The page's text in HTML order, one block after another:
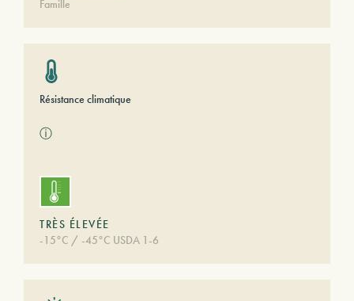
Famille
Résistance climatique
ⓘ
TRÈS ÉLEVÉE
-15°C / -45°C USDA 1-6